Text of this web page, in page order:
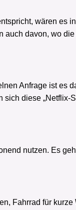
wären es
davon, wo
Anfrage ist es
diese „Netflix-
nutzen. Es
Fahrrad für